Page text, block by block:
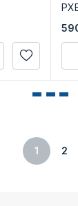
1 2